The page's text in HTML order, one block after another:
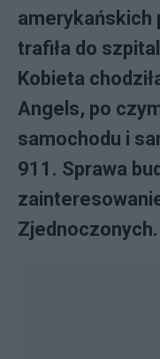
amerykańskich
trafiła do
Kobieta
Angels, po
samochodu i
911. Sprawa
Zjednoczonych.